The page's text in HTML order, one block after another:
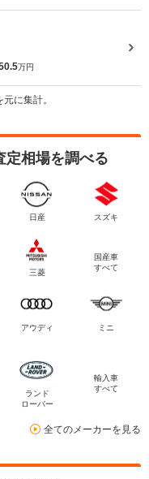
万円
に集計。
定相場を調べる
日産 スズキ
三菱
国産車
すべて
アウディ ミニ
ランド
ローバー
輸入車
すべて
全てのメーカーを見る